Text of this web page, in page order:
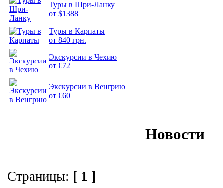
Туры в Шри-Ланку
от $1388
Туры в Карпаты
от 840 грн.
Экскурсии в Чехию
от €72
Экскурсии в Венгрию
от €60
Новости
Страницы: [ 1 ]